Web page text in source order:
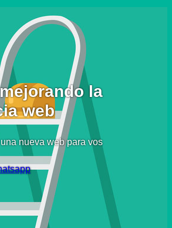
la
web
nueva web para vos